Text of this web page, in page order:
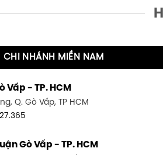
CHI NHÁNH MIỀN NAM
Vấp - TP. HCM
Q. Gò Vấp, TP HCM
Gò Vấp - TP. HCM